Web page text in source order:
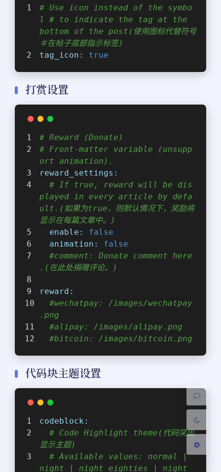
夜间模式
Sans Serif Serif
# Use icon instead of the symbo
l # to indicate the tag at the
bottom of the post(使用图标代替符号
＃在帖子底部指示标签)
tag_icon:
true
打赏设置
# Reward (Donate)
# Front-matter variable (unsupp
ort animation).
reward_settings:
# If true, reward will be dis
played in every article by defa
ult.(如果为true，则默认情况下，奖励将
显示在每篇文章中。)
enable:
false
animation:
false
#comment: Donate comment here
.(在此处捐赠评论。)
reward:
#wechatpay: /images/wechatpay
.png
#alipay: /images/alipay.png
#bitcoin: /images/bitcoin.png
代码块主题设置
codeblock:
# Code Highlight theme(代码突出
显示主题)
# Available values: normal |
night | night eighties | night